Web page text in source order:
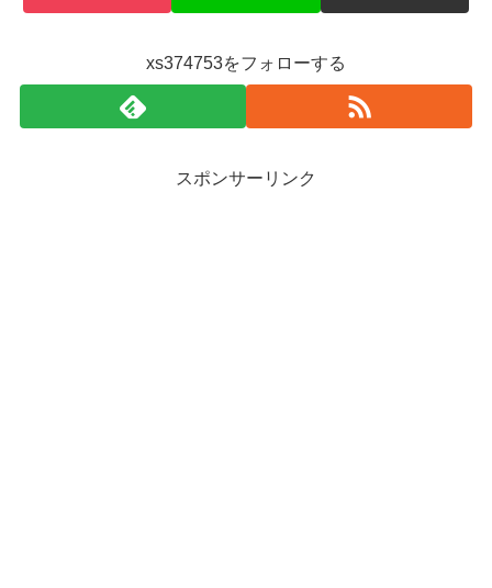
xs374753をフォローする
スポンサーリンク